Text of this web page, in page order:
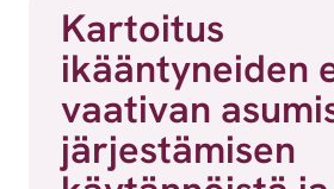
Kartoitus
ikääntyneiden
vaativan
järjestämisen